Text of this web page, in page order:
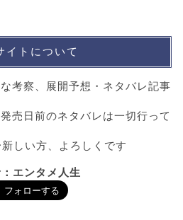
イトについて
考察、展開予想・ネタバレ記事
売日前のネタバレは一切行って
しい方、よろしくです
エンタメ人生